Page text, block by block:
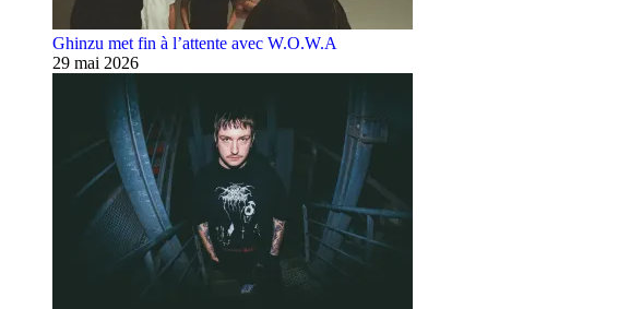
Ghinzu met fin à l’attente avec W.O.W.A
29 mai 2026